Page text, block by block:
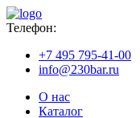
Телефон:
+7 495 795-41-00
info@230bar.ru
О нас
Каталог